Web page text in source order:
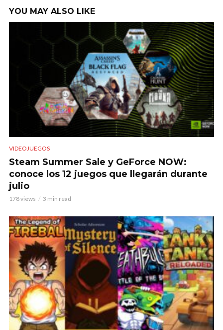
YOU MAY ALSO LIKE
VIDEOJUEGOS
Steam Summer Sale y GeForce NOW:
conoce los 12 juegos que llegarán durante
julio
178 views 3 min read